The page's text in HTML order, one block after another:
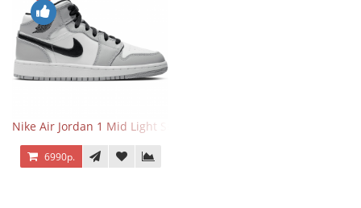
Nike Air Jordan 1 Mid Light Smoke Grey
6990р.